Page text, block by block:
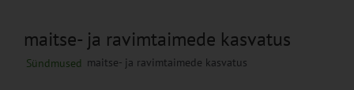
maitse- ja ravimtaimede kasvatus
Sündmused maitse- ja ravimtaimede kasvatus